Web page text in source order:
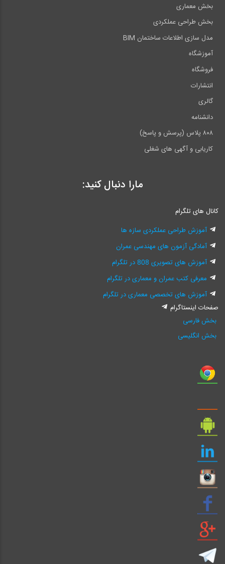
بخش معماری
بخش طراحی عملکردی
مدل سازی اطلاعات ساختمان BIM
آموزشگاه
فروشگاه
انتشارات
گالری
دانشنامه
۸۰۸ پلاس (پرسش و پاسخ)
کاریابی و آگهی های شغلی
مارا دنبال کنید:
کانال های تلگرام
آموزش طراحی عملکردی سازه ها
آمادگی آزمون های مهندسی عمران
آموزش های تصویری 808 در تلگرام
معرفی کتب عمران و معماری در تلگرام
آموزش های تخصصی معماری در تلگرام
صفحات اینستاگرام
بخش فارسی
بخش انگلیسی